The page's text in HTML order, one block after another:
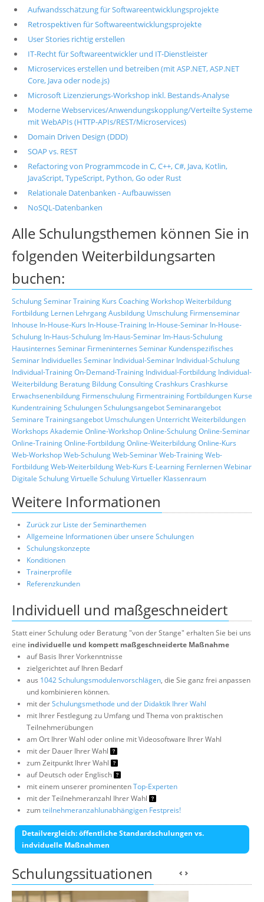
Aufwandsschätzung für Softwareentwicklungsprojekte
Retrospektiven für Softwareentwicklungsprojekte
User Stories richtig erstellen
IT-Recht für Softwareentwickler und IT-Dienstleister
Microservices erstellen und betreiben (mit ASP.NET, ASP.NET
Core, Java oder node.js)
Microsoft Lizenzierungs-Workshop inkl. Bestands-Analyse
Moderne Webservices/Anwendungskopplung/Verteilte Systeme
mit WebAPIs (HTTP-APIs/REST/Microservices)
Domain Driven Design (DDD)
SOAP vs. REST
Refactoring von Programmcode in C, C++, C#, Java, Kotlin,
JavaScript, TypeScript, Python, Go oder Rust
Relationale Datenbanken - Aufbauwissen
NoSQL-Datenbanken
Alle Schulungsthemen können Sie in
folgenden Weiterbildungsarten
buchen:
SchulungSeminarTraining Kurs CoachingWorkshopWeiterbildung
Fortbildung Lernen LehrgangAusbildung Umschulung Firmenseminar
Inhouse In-House-Kurs In-House-Training In-House-Seminar In-House-
Schulung In-Haus-Schulung Im-Haus-Seminar Im-Haus-Schulung
Hausinternes Seminar Firmeninternes Seminar Kundenspezifisches
Seminar Individuelles Seminar Individual-Seminar Individual-Schulung
Individual-TrainingOn-Demand-Training Individual-Fortbildung Individual-
Weiterbildung Beratung BildungConsultingCrashkurs Crashkurse
Erwachsenenbildung Firmenschulung Firmentraining Fortbildungen Kurse
KundentrainingSchulungenSchulungsangebotSeminarangebot
Seminare Trainingsangebot Umschulungen UnterrichtWeiterbildungen
Workshops Akademie Online-WorkshopOnline-SchulungOnline-Seminar
Online-TrainingOnline-FortbildungOnline-WeiterbildungOnline-Kurs
Web-WorkshopWeb-SchulungWeb-SeminarWeb-TrainingWeb-
FortbildungWeb-WeiterbildungWeb-Kurs E-Learning FernlernenWebinar
Digitale SchulungVirtuelle SchulungVirtueller Klassenraum
Weitere Informationen
Zurück zur Liste der Seminarthemen
Allgemeine Informationen über unsere Schulungen
Schulungskonzepte
Konditionen
Trainerprofile
Referenzkunden
Individuell und maßgeschneidert
Statt einer Schulung oder Beratung "von der Stange" erhalten Sie bei uns
eine individuelle und kompett maßgeschneiderte Maßnahme
auf Basis Ihrer Vorkenntnisse
zielgerichtet auf Ihren Bedarf
aus 1042 Schulungsmodulenvorschlägen, die Sie ganz frei anpassen
und kombinieren können.
mit derSchulungsmethode und der Didaktik Ihrer Wahl
mit Ihrer Festlegung zu Umfang und Thema von praktischen
Teilnehmerübungen
am Ort Ihrer Wahl oder online mit Videosoftware Ihrer Wahl
mit der Dauer Ihrer Wahl
zum Zeitpunkt Ihrer Wahl
auf Deutsch oder Englisch
mit einem unserer prominentenTop-Experten
mit der Teilnehmeranzahl Ihrer Wahl
zumteilnehmeranzahlunabhängigen Festpreis!
Detailvergleich: öffentliche Standardschulungen vs.
indviduelle Maßnahmen
Schulungssituationen